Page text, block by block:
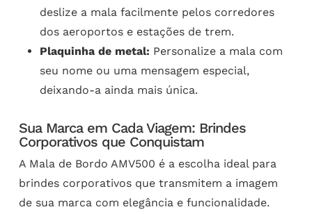
deslize a mala facilmente pelos corredores
dos aeroportos e estações de trem.
Plaquinha de metal: Personalize a mala com
seu nome ou uma mensagem especial,
deixando-a ainda mais única.
Sua Marca em Cada Viagem: Brindes
Corporativos que Conquistam
A Mala de Bordo AMV500 é a escolha ideal para
brindes corporativos que transmitem a imagem
de sua marca com elegância e funcionalidade.